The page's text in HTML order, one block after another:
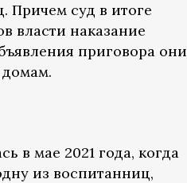
Причем суд в итоге
власти наказание
приговора они
в мае 2021 года, когда
из воспитанниц,